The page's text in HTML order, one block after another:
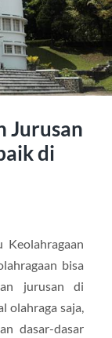
Jurusan
di
Keolahragaan
bisa
jurusan di
olahraga saja,
dasar-dasar